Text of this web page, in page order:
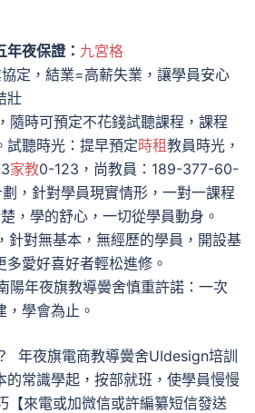
夜保證： 九宮格
定，結業=高薪失業，讓學員安心
壯
隨時可預定不花錢試聽課程，課程
試聽時光：提早預定時租教員時光，
家教0-123，尚教員：189-377-60-
，針對學員現實情形，一對一課程
，學的舒心，一切從學員動身。
針對無基本，無經歷的學員，開設基
愛好喜好者輕松進修。
陽年夜旗教導黌舍慎重許諾：一次
學會為止。
年夜旗電商教導黌舍UIdesign培訓
的常識學起，按部就班，使學員慢慢
【來電或加微信或許編纂短信發送